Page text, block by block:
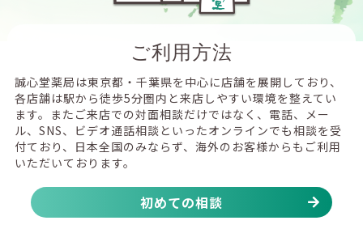
ご利用方法
誠心堂薬局は東京都・千葉県を中心に店舗を展開しており、
各店舗は駅から徒歩5分圏内と来店しやすい環境を整えてい
ます。またご来店での対面相談だけではなく、電話、メー
ル、SNS、ビデオ通話相談といったオンラインでも相談を受
付ており、日本全国のみならず、海外のお客様からもご利用
いただいております。
初めての相談